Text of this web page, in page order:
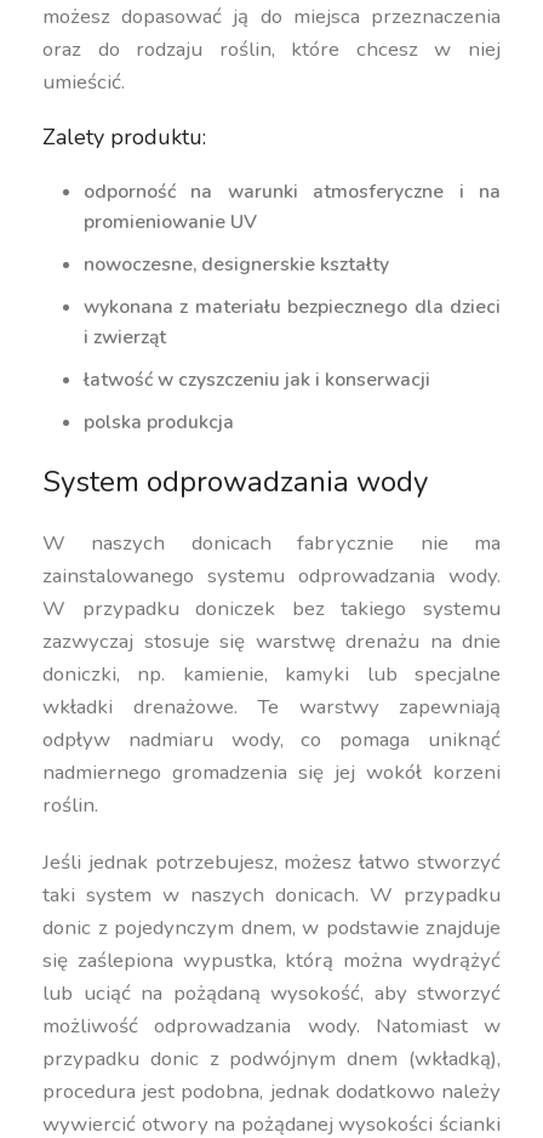
możesz dopasować ją do miejsca przeznaczenia
oraz do rodzaju roślin, które chcesz w niej
umieścić.
Zalety produktu:
odporność na warunki atmosferyczne i na
promieniowanie UV
nowoczesne, designerskie kształty
wykonana z materiału bezpiecznego dla dzieci
i zwierząt
łatwość w czyszczeniu jak i konserwacji
polska produkcja
System odprowadzania wody
W naszych donicach fabrycznie nie ma
zainstalowanego systemu odprowadzania wody.
W przypadku doniczek bez takiego systemu
zazwyczaj stosuje się warstwę drenażu na dnie
doniczki, np. kamienie, kamyki lub specjalne
wkładki drenażowe. Te warstwy zapewniają
odpływ nadmiaru wody, co pomaga uniknąć
nadmiernego gromadzenia się jej wokół korzeni
roślin.
Jeśli jednak potrzebujesz, możesz łatwo stworzyć
taki system w naszych donicach. W przypadku
donic z pojedynczym dnem, w podstawie znajduje
się zaślepiona wypustka, którą można wydrążyć
lub uciąć na pożądaną wysokość, aby stworzyć
możliwość odprowadzania wody. Natomiast w
przypadku donic z podwójnym dnem (wkładką),
procedura jest podobna, jednak dodatkowo należy
wywiercić otwory na pożądanej wysokości ścianki